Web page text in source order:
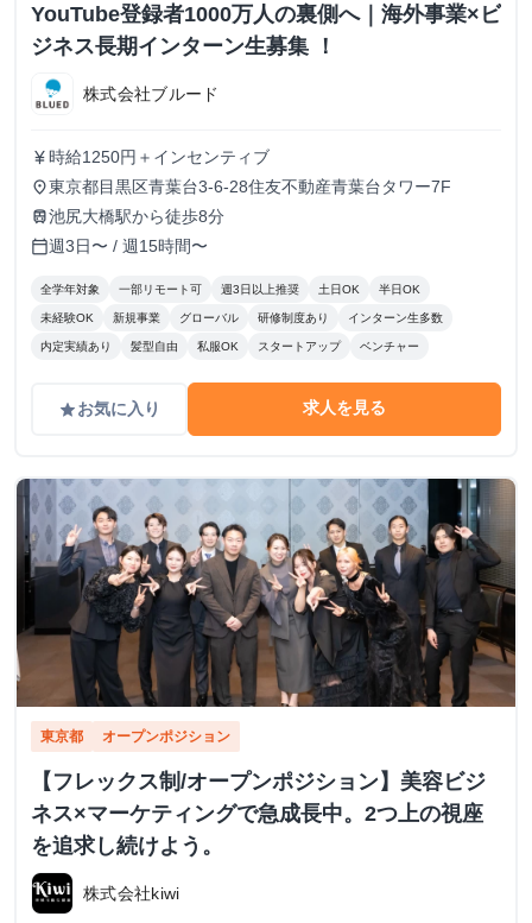
YouTube登録者1000万人の裏側へ｜海外事業×ビ
ジネス長期インターン生募集 ！
株式会社ブルード
currency_yen 時給1250円＋インセンティブ
place東京都目黒区青葉台3-6-28住友不動産青葉台タワー7F
train池尻大橋駅から徒歩8分
calendar_today週3日〜 / 週15時間〜
全学年対象 一部リモート可 週3日以上推奨 土日OK 半日OK
未経験OK 新規事業 グローバル 研修制度あり インターン生多数
内定実績あり 髪型自由 私服OK スタートアップ ベンチャー
gradeお気に入り 求人を見る
東京都 オープンポジション
【フレックス制/オープンポジション】美容ビジ
ネス×マーケティングで急成長中。2つ上の視座
を追求し続けよう。
株式会社kiwi